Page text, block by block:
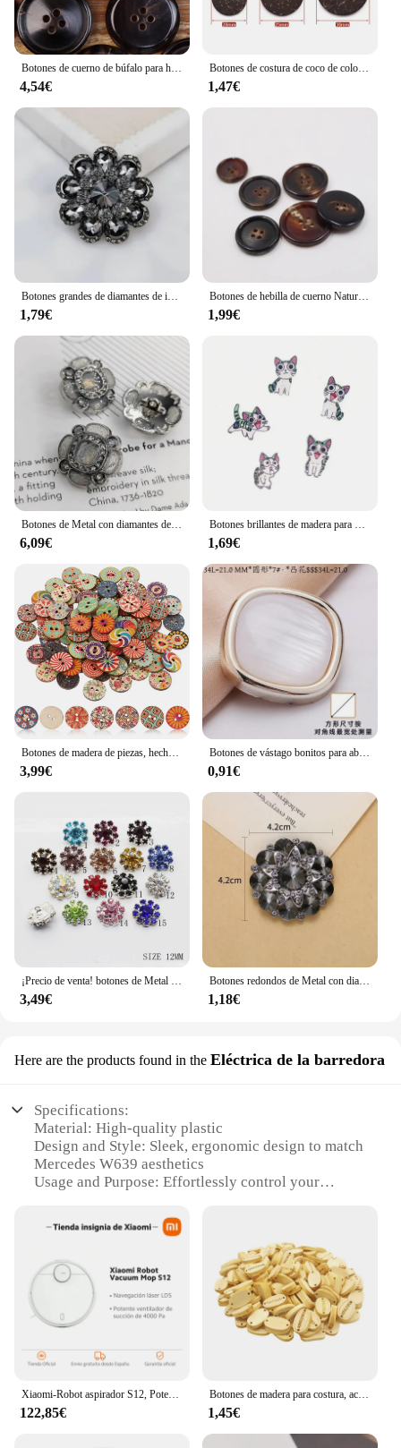
Botones de cuerno de búfalo para hombre y mujer, Chaqueta de traje clásica de alta calidad, 6 piezas, color negro, marrón oscuro, necesidades de costura
4,54€
Botones de costura de coco de color Natural respetuoso con el medio ambiente, botón de 2 agujeros, accesorios de costura para álbum de recortes de ropa, bricolaje, 30 unidades por lote, nuevo
1,47€
Botones grandes de diamantes de imitación para abrigo, ropa, traje, costura, accesorios DIY, 1 Uds.
1,79€
Botones de hebilla de cuerno Natural para ropa, suéter, abrigo, costura, decoraciones Vintage, accesorios de bricolaje, botón redondo de cuatro agujeros, 10 piezas
1,99€
Botones de Metal con diamantes de imitación de diseño de flores de lujo, 18/20/23MM, decoración de moda de alta calidad, botón de vástago para costura DIY
6,09€
Botones brillantes de madera para Costura, accesorio decorativo con dos agujeros, 16-26mm, 12 Uds.
1,69€
3,99€
Botones de vástago bonitos para abrigo, accesorios de ropa con patrón lujoso, grande, 21/25mm, 1/5/10/20 piezas
0,91€
3,49€
Botones redondos de Metal con diamantes de imitación, 1 piezas, vástago, cinta de invitación, decoración de boda, bricolaje para coser abrigo de piel
1,18€
Here are the products found in the Eléctrica de la barredora
Specifications:
Material: High-quality plastic
Design and Style: Sleek, ergonomic design to match
Mercedes W639 aesthetics
Usage and Purpose: Effortlessly control your
Performance and Property: Durable construction
ensures long-lasting use
Applicable Scenario: Ideal for Mercedes W639
owners seeking a reliable window control solution
Parts and Accessories: Includes a complete set of
buttons for a full window control system
|Wholesale|Vendors|
**Enhanced Convenience and Style**
The Botón de control del interruptor de la ventana
eléctrica mercedes w639 is a must-have accessory
122,85€
Botones de madera para costura, accesorios de costura hechos a mano, manualidades de álbum de recortes de 19x12mm, 2 agujeros, 50 Uds.
1,45€